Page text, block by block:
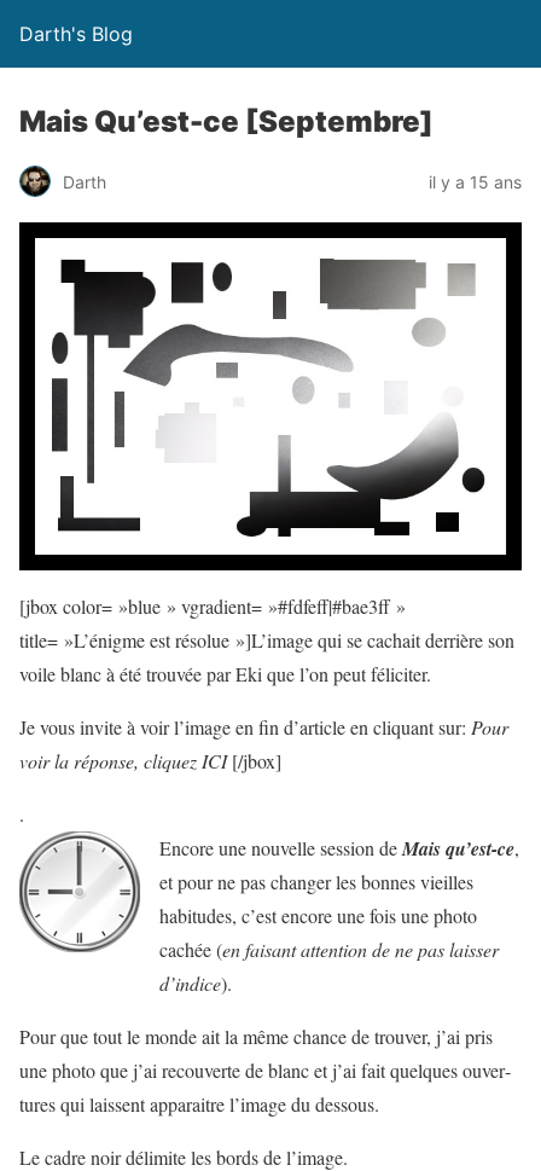
Darth's Blog
Mais Qu’est-ce [Septembre]
Darth il y a 15 ans
[jbox color= »blue » vgradient= »#fdfeff|#bae3ff »
title= »L’énigme est résolue »]L’image qui se cachait derrière son
voile blanc à été trouvée par Eki que l’on peut féliciter.
Je vous invite à voir l’image en fin d’article en cliquant sur: Pour
voir la réponse, cliquez ICI[/jbox]
.
Encore une nouvelle session deMais qu’est-ce,
et pour ne pas changer les bonnes vieilles
habitudes, c’est encore une fois une photo
cachée (en fai­sant atten­tion de ne pas lais­ser
d’indice).
Pour que tout le monde ait la même chance de trou­ver, j’ai pris
une photo que j’ai recou­verte de blanc et j’ai fait quelques ouver­
tures qui laissent appa­raitre l’image du dessous.
Le cadre noir déli­mite les bords de l’image.